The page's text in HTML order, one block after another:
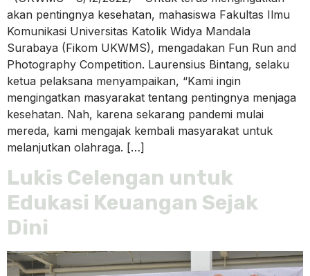
akan pentingnya kesehatan, mahasiswa Fakultas Ilmu
Komunikasi Universitas Katolik Widya Mandala
Surabaya (Fikom UKWMS), mengadakan Fun Run and
Photography Competition. Laurensius Bintang, selaku
ketua pelaksana menyampaikan, “Kami ingin
mengingatkan masyarakat tentang pentingnya menjaga
kesehatan. Nah, karena sekarang pandemi mulai
mereda, kami mengajak kembali masyarakat untuk
melanjutkan olahraga. […]
Lukis Celengan untuk
Edukasi Keuangan Sejak
Dini